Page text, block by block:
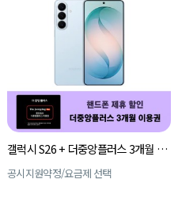
갤럭시 S26 + 더중앙플러스 3개월 이용권
공시지원약정/요금제 선택